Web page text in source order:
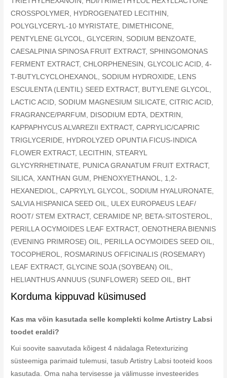
CROSSPOLYMER, HYDROGENATED LECITHIN,
POLYGLYCERYL-10 MYRISTATE, DIMETHICONE,
PENTYLENE GLYCOL, GLYCERIN, SODIUM BENZOATE,
CAESALPINIA SPINOSA FRUIT EXTRACT, SPHINGOMONAS
FERMENT EXTRACT, CHLORPHENESIN, GLYCOLIC ACID, 4-
T-BUTYLCYCLOHEXANOL, SODIUM HYDROXIDE, LENS
ESCULENTA (LENTIL) SEED EXTRACT, BUTYLENE GLYCOL,
LACTIC ACID, SODIUM MAGNESIUM SILICATE, CITRIC ACID,
FRAGRANCE/PARFUM, DISODIUM EDTA, DEXTRIN,
KAPPAPHYCUS ALVAREZII EXTRACT, CAPRYLIC/CAPRIC
TRIGLYCERIDE, HYDROLYZED OPUNTIA FICUS-INDICA
FLOWER EXTRACT, LECITHIN, STEARYL
GLYCYRRHETINATE, PUNICA GRANATUM FRUIT EXTRACT,
SILICA, XANTHAN GUM, PHENOXYETHANOL, 1,2-
HEXANEDIOL, CAPRYLYL GLYCOL, SODIUM HYALURONATE,
SALVIA HISPANICA SEED OIL, ULEX EUROPAEUS LEAF/
ROOT/ STEM EXTRACT, CERAMIDE NP, BETA-SITOSTEROL,
PERILLA OCYMOIDES LEAF EXTRACT, OENOTHERA BIENNIS
(EVENING PRIMROSE) OIL, PERILLA OCYMOIDES SEED OIL,
TOCOPHEROL, ROSMARINUS OFFICINALIS (ROSEMARY)
LEAF EXTRACT, GLYCINE SOJA (SOYBEAN) OIL,
HELIANTHUS ANNUUS (SUNFLOWER) SEED OIL, BHT
Korduma kippuvad küsimused
Kas ma võin kasutada selle komplekti kolme Artistry Labsi
toodet eraldi?
Kui soovite saavutada kõigest 4 nädalaga Retexturizing
süsteemiga parimaid tulemusi, tasub Artistry Labsi tooteid koos
kasutada. Oma naha tervisesse ja välimusse investeerides